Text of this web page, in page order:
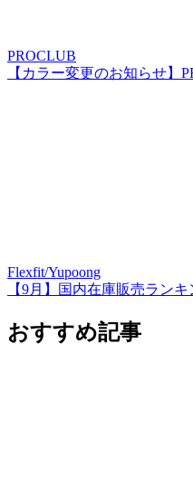
PROCLUB
【カラー変更のお知らせ】
Flexfit/Yupoong
【9月】国内在庫販売ランキ
おすすめ記事